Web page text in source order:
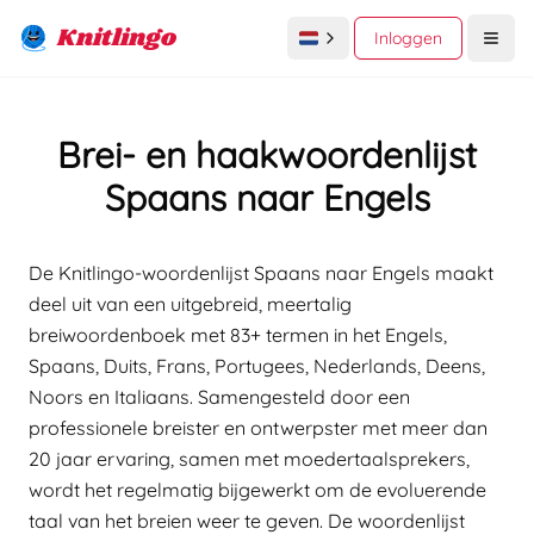
Knitlingo Inloggen
Brei- en haakwoordenlijst
Spaans naar Engels
De Knitlingo-woordenlijst Spaans naar Engels maakt
deel uit van een uitgebreid, meertalig
breiwoordenboek met 83+ termen in het Engels,
Spaans, Duits, Frans, Portugees, Nederlands, Deens,
Noors en Italiaans. Samengesteld door een
professionele breister en ontwerpster met meer dan
20 jaar ervaring, samen met moedertaalsprekers,
wordt het regelmatig bijgewerkt om de evoluerende
taal van het breien weer te geven. De woordenlijst